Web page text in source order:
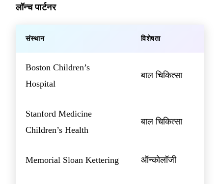
लॉन्च पार्टनर
संस्थान विशेषता
Boston Children’s
Hospital
बाल चिकित्सा
Stanford Medicine
Children’s Health
बाल चिकित्सा
Memorial Sloan Kettering ऑन्कोलॉजी